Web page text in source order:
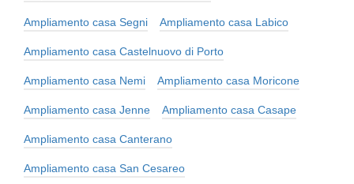
Ampliamento casa Segni Ampliamento casa Labico
Ampliamento casa Castelnuovo di Porto
Ampliamento casa Nemi Ampliamento casa Moricone
Ampliamento casa Jenne Ampliamento casa Casape
Ampliamento casa Canterano
Ampliamento casa San Cesareo